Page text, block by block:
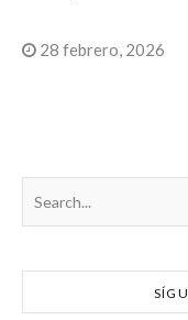
28 febrero, 2026